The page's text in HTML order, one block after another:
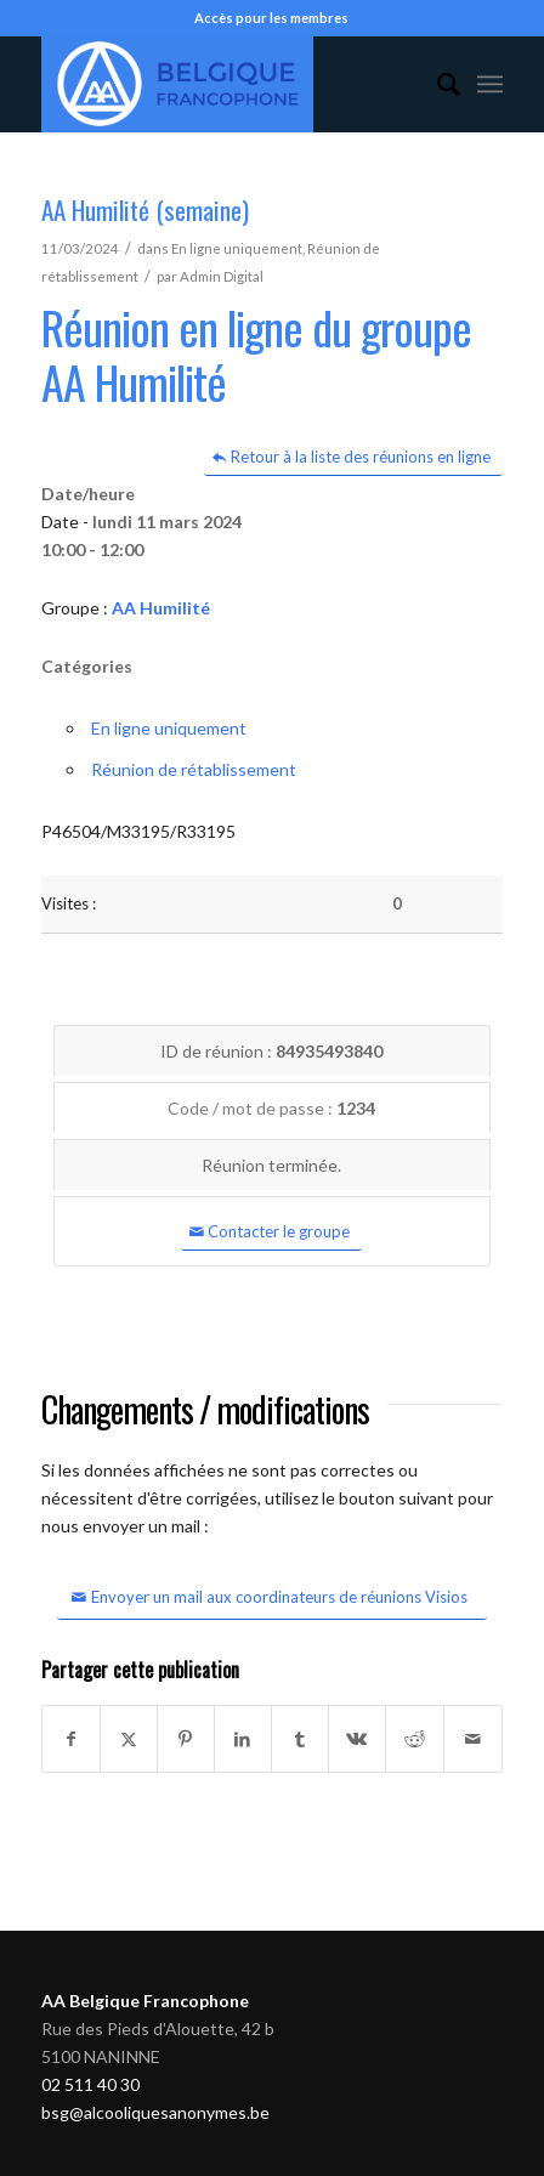
Accès pour les membres
AA Humilité (semaine)
11/03/2024 / dans En ligne uniquement, Réunion de
rétablissement / parAdmin Digital
Réunion en ligne du groupe
AA Humilité
Retour à la liste des réunions en ligne
Date/heure
Date - lundi 11 mars 2024
10:00 - 12:00
Groupe : AA Humilité
Catégories
En ligne uniquement
Réunion de rétablissement
P46504/M33195/R33195
Visites : 0
ID de réunion : 84935493840
Code / mot de passe : 1234
Réunion terminée.
Contacter le groupe
Changements / modifications
Si les données affichées ne sont pas correctes ou
nécessitent d'être corrigées, utilisez le bouton suivant pour
nous envoyer un mail :
Envoyer un mail aux coordinateurs de réunions Visios
Partager cette publication
AA Belgique Francophone
Rue des Pieds d'Alouette, 42 b
5100 NANINNE
02 511 40 30
bsg@alcooliquesanonymes.be